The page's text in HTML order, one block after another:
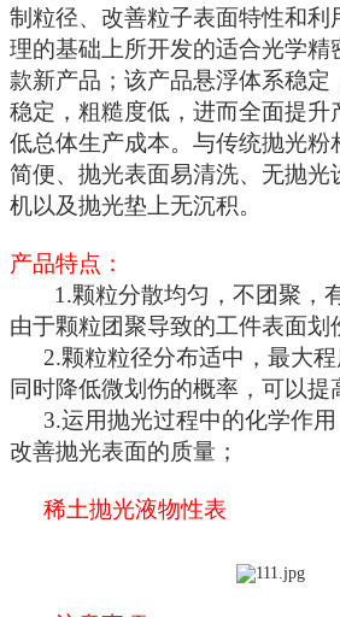
制粒径、改善粒子表面特性和利
理的基础上所开发的适合光学精
款新产品；该产品悬浮体系稳定
稳定，粗糙度低，进而全面提升
低总体生产成本。与传统抛光粉
简便、抛光表面易清洗、无抛光
机以及抛光垫上无沉积。
产品特点：
1.颗粒分散均匀，不团聚，
由于颗粒团聚导致的工件表面划
2.颗粒粒径分布适中，最大
同时降低微划伤的概率，可以提
3.运用抛光过程中的化学作用
改善抛光表面的质量；
稀土抛光液物性表